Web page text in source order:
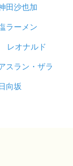
田沙也加
ラーメン
レオナルド
スラン・ザラ
向坂